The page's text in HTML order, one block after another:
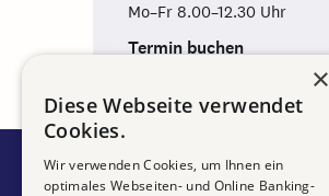
Mo–Fr 8.00–12.30 Uhr
Termin buchen
×
Diese Webseite verwendet
Cookies.
Wir verwenden Cookies, um Ihnen ein
optimales Webseiten- und Online Banking-